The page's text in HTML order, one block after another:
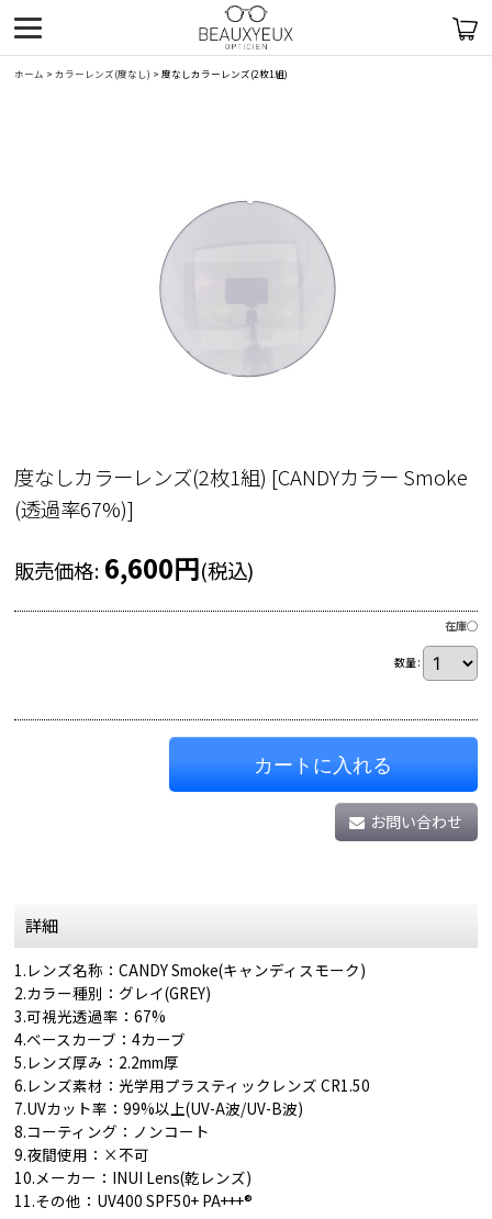
ホーム > カラーレンズ(度なし) > 度なしカラーレンズ(2枚1組)
度なしカラーレンズ(2枚1組) [CANDYカラー Smoke
(透過率67%)]
販売価格: 6,600円(税込)
在庫◯
数量:
カートに入れる
お問い合わせ
詳細
1.レンズ名称：CANDY Smoke(キャンディスモーク)
2.カラー種別：グレイ(GREY)
3.可視光透過率：67%
4.ベースカーブ：4カーブ
5.レンズ厚み：2.2mm厚
6.レンズ素材：光学用プラスティックレンズ CR1.50
7.UVカット率：99%以上(UV-A波/UV-B波)
8.コーティング：ノンコート
9.夜間使用：×不可
10.メーカー：INUI Lens(乾レンズ)
11.その他：UV400 SPF50+ PA+++®︎